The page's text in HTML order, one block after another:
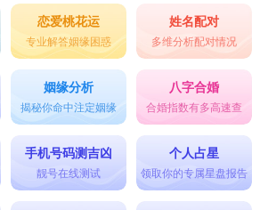
恋爱桃花运
专业解答姻缘困惑
姓名配对
多维分析配对情况
姻缘分析
揭秘你命中注定姻缘
八字合婚
合婚指数有多高速查
手机号码测吉凶
靓号在线测试
个人占星
领取你的专属星盘报告